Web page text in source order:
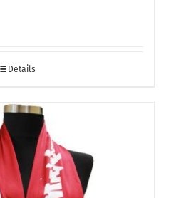
Details